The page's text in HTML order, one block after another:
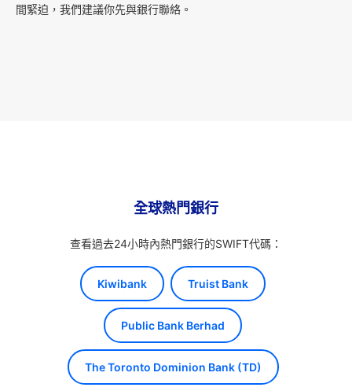
間緊迫，我們建議你先與銀行聯絡。
全球熱門銀行
查看過去24小時內熱門銀行的SWIFT代碼：
Kiwibank Truist Bank
Public Bank Berhad
The Toronto Dominion Bank (TD)